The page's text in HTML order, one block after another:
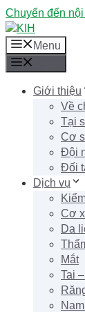
Chuyển đến
Menu
Giới thiệu
Về
Tại
Cơ
Đội
Đối
Dịch vụ
Cơ
Da
Mắt
Tai